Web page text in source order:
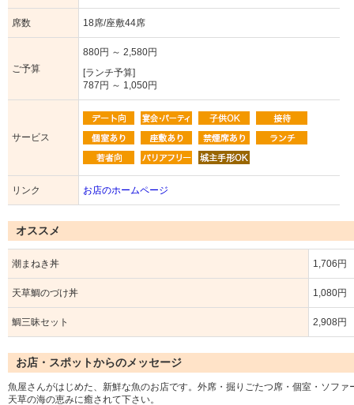
席数 18席/座敷44席
ご予算
880円 ～ 2,580円
[ランチ予算]
787円 ～ 1,050円
サービス
リンク お店のホームページ
オススメ
潮まねき丼 1,706円
天草鯛のづけ丼 1,080円
鯛三昧セット 2,908円
お店・スポットからのメッセージ
魚屋さんがはじめた、新鮮な魚のお店です。外席・掘りごたつ席・個室・ソフ
天草の海の恵みに癒されて下さい。